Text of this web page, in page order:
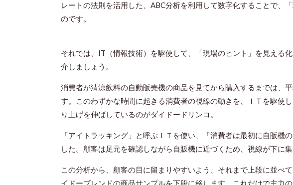
レートの法則を活用した、ABC分析を利用して数字化することで、
のです。
それでは、IT（情報技術）を駆使して、「現場のヒント」を見える
介しましょう。
消費者が清涼飲料の自動販売機の商品を見てから購入するまでは、
す。このわずかな時間に起きる消費者の視線の動きを、ＩＴを駆使
り上げを伸ばしているのがダイドードリンコ。
「アイトラッキング」と呼ぶＩＴを使い、「消費者は最初に自販機
した。顧客は足元を確認しながら自販機に近づくため、視線が下に
この分析から、顧客の目に留まりやすいよう、それまで上段に並べ